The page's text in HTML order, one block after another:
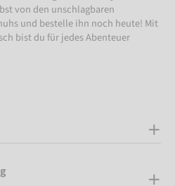
von den unschlagbaren
und bestelle ihn noch heute! Mit
bist du für jedes Abenteuer